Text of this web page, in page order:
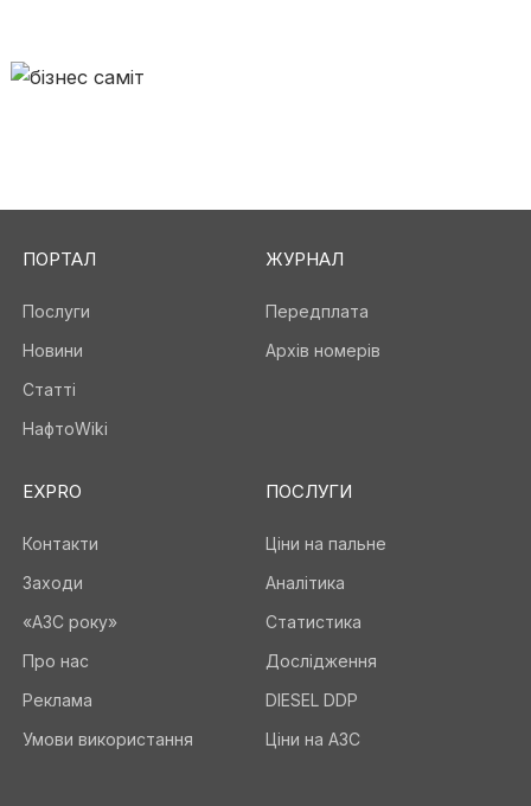
ПОРТАЛ
Послуги
Новини
Статті
НафтоWiki
ЖУРНАЛ
Передплата
Архів номерів
EXPRO
Контакти
Заходи
«АЗС року»
Про нас
Реклама
Умови використання
ПОСЛУГИ
Ціни на пальне
Аналітика
Статистика
Дослідження
DIESEL DDP
Ціни на АЗС